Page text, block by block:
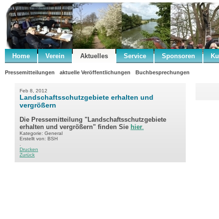
Home Verein Aktuelles Service Sponsoren
Pressemitteilungen aktuelle Veröffentlichungen Buchbesprechungen
Feb 8, 2012
Landschaftsschutzgebiete erhalten und
vergrößern
Die Pressemitteilung "Landschaftsschutzgebiete
erhalten und vergrößern" finden Sie hier
Kategorie: General
Erstellt von: BSH
Drucken
Zurück